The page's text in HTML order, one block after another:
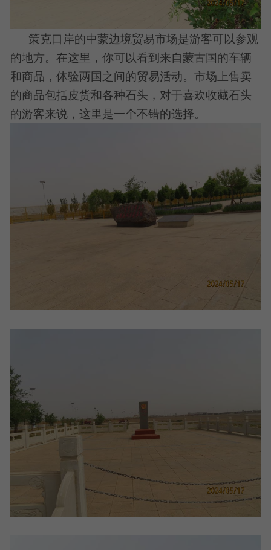
策克口岸的中蒙边境贸易市场是游客可以参观
的地方。在这里，你可以看到来自蒙古国的车辆
和商品，体验两国之间的贸易活动。市场上售卖
的商品包括皮货和各种石头，对于喜欢收藏石头
的游客来说，这里是一个不错的选择。